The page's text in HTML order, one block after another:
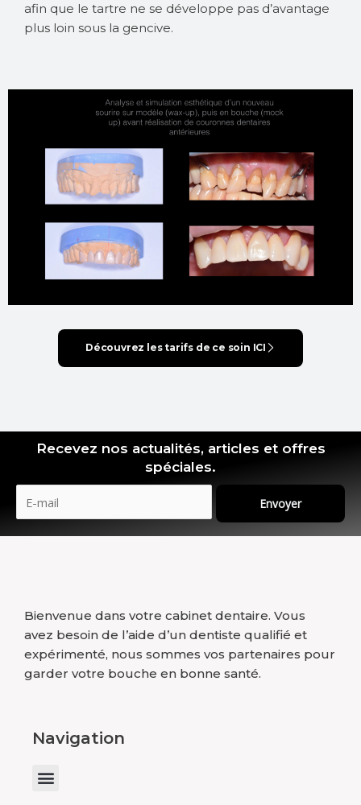
afin que le tartre ne se développe pas d’avantage
plus loin sous la gencive.
Découvrez les tarifs de ce soin ICI
Recevez nos actualités, articles et offres
spéciales.
Envoyer
Bienvenue dans votre cabinet dentaire. Vous
avez besoin de l’aide d’un dentiste qualifié et
expérimenté, nous sommes vos partenaires pour
garder votre bouche en bonne santé.
Navigation
Menu